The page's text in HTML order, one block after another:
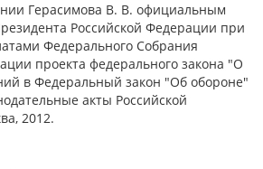
Герасимова В. В. официальным
Российской Федерации при
Федерального Собрания
проекта федерального закона "О
в Федеральный закон "Об обороне"
акты Российской
2012.